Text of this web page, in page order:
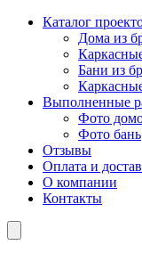
Каталог
Дома из
Бани из
Выполненные
Фото
Фото бань
Отзывы
Оплата и
О компании
Контакты